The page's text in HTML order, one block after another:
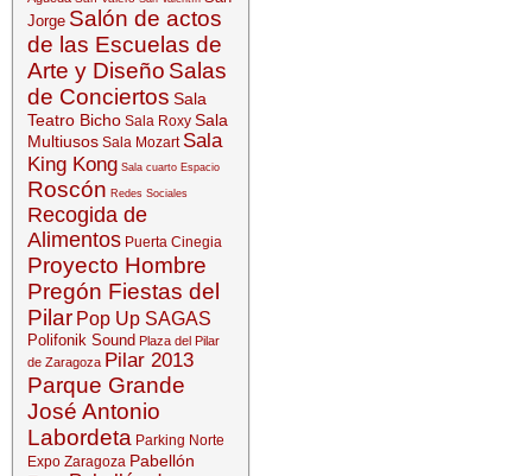
Jorge Salón de actos
de las Escuelas de
Arte y Diseño Salas
de Conciertos Sala
Teatro Bicho Sala Roxy Sala
Multiusos Sala Mozart Sala
King Kong Sala cuarto Espacio
Roscón Redes Sociales
Recogida de
Alimentos Puerta Cinegia
Proyecto Hombre
Pregón Fiestas del
Pilar Pop Up SAGAS
Polifonik Sound Plaza del Pilar
de Zaragoza Pilar 2013
Parque Grande
José Antonio
Labordeta Parking Norte
Expo Zaragoza Pabellón